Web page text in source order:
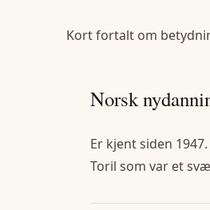
Kort fortalt om
Norsk
Er kjent siden
Toril som var et